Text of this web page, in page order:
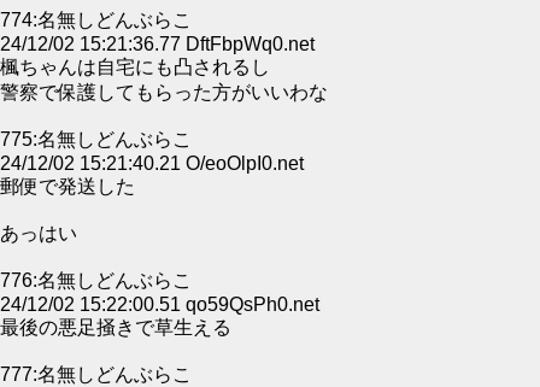
774:名無しどんぶらこ
24/12/02 15:21:36.77 DftFbpWq0.net
楓ちゃんは自宅にも凸されるし
警察で保護してもらった方がいいわな
775:名無しどんぶらこ
24/12/02 15:21:40.21 O/eoOlpI0.net
郵便で発送した
あっはい
776:名無しどんぶらこ
24/12/02 15:22:00.51 qo59QsPh0.net
最後の悪足掻きで草生える
777:名無しどんぶらこ